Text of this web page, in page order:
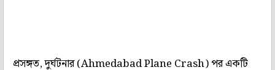
প্রসঙ্গত, দুর্ঘটনার (Ahmedabad Plane Crash) পর একটি